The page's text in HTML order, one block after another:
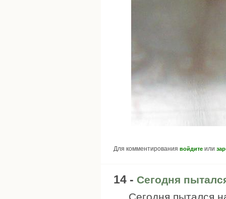
Для комментирования войдите или
14 - Сегодня